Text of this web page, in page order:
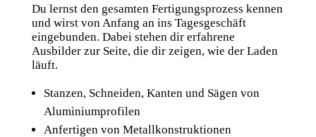
Du lernst den gesamten Fertigungsprozess kennen
und wirst von Anfang an ins Tagesgeschäft
eingebunden. Dabei stehen dir erfahrene
Ausbilder zur Seite, die dir zeigen, wie der Laden
läuft.
Stanzen, Schneiden, Kanten und Sägen von
Aluminiumprofilen
Anfertigen von Metallkonstruktionen